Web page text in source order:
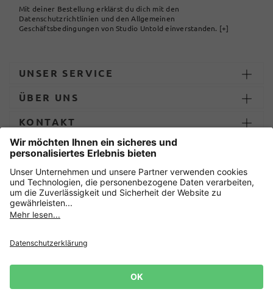
Mit deiner Bestellung erklärst du dich mit den
Datenschutzrichtlinien und den Allgemeinen
Geschäftsbedingungen von Studio Untold einverstanden. [+]
UNSER SERVICE
ÜBER UNS
KONTAKT
ZAHLUNG UND LIEFERUNG
Sicher einkaufen mit
Impressum
Cookie-Einstellungen
Lieferbedingungen